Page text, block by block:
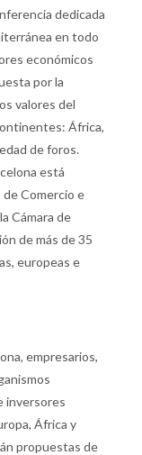
dedicada
en todo
económicos
por la
valores del
África,
de foros.
está
de Comercio e
Cámara de
de más de 35
europeas e
empresarios,
inversores
África y
propuestas de